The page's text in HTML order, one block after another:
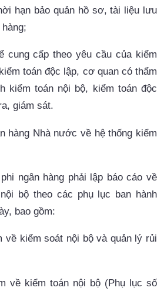
hạn bảo quản hồ sơ, tài liệu lưu
cung cấp theo yêu cầu của kiểm
toán độc lập, cơ quan có thẩm
kiểm toán nội bộ, kiểm toán độc
giám sát.
hàng Nhà nước về hệ thống kiểm
ngân hàng phải lập báo cáo về
bộ theo các phụ lục ban hành
bao gồm:
về kiểm soát nội bộ và quản lý rủi
về kiểm toán nội bộ (Phụ lục số